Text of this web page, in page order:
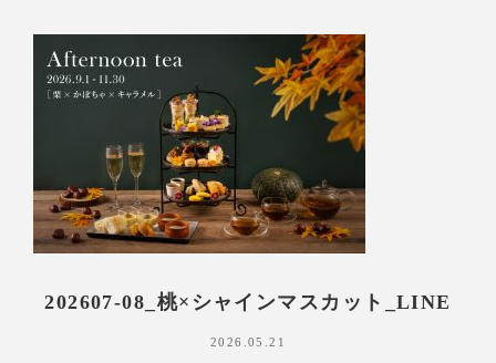
202607-08_桃×シャインマスカット_LINE
2026.05.21